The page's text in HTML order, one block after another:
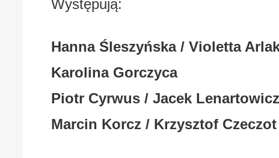
Występują:
Hanna Śleszyńska / Violetta
Karolina Gorczyca
Piotr Cyrwus / Jacek Lenartowicz
Marcin Korcz / Krzysztof Czeczot